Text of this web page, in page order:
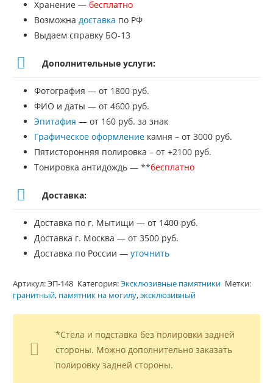
Хранение — бесплатно
Возможна доставка по РФ
Выдаем справку БО-13
Дополнительные услуги:
Фотография — от 1800 руб.
ФИО и даты — от 4600 руб.
Эпитафия — от 160 руб. за знак
Графическое оформление камня – от 3000 руб.
Пятисторонняя полировка – от +2100 руб.
Тонировка антидождь — **бесплатно
Доставка:
Доставка по г. Мытищи — от 1400 руб.
Доставка г. Москва — от 3500 руб.
Доставка по России — уточнить
Артикул:ЭП-148 Категория:Эксклюзивные памятники Метки:
гранитный, памятник на могилу,эксклюзивный
*Стела и подставка без полировки задней
стороны. Можно дополнительно заказать
полировку задней стороны.